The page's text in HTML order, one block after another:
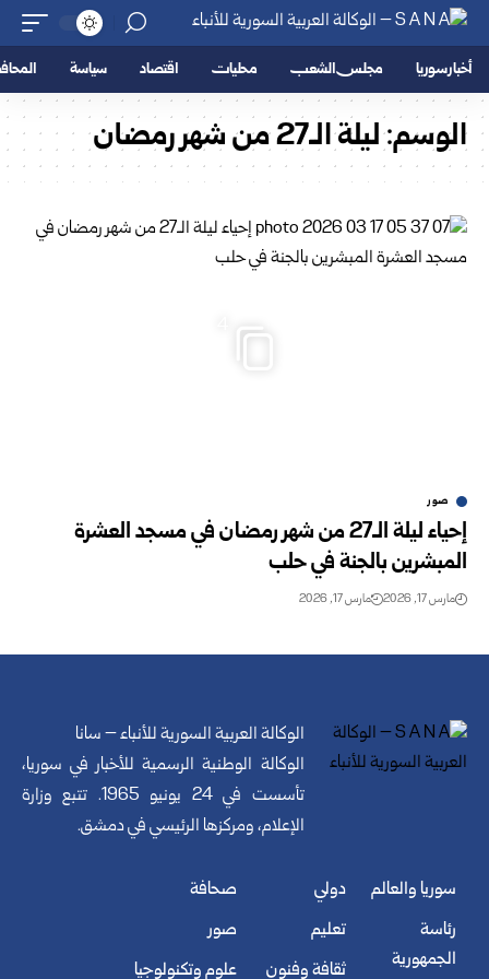
أخبار سوريا مجلس الشعب محليات اقتصاد سياسة
الوسم:ليلة الـ27 من شهر رمضان
صور
إحياء ليلة الـ27 من شهر رمضان في مسجد العشرة
المبشرين بالجنة في حلب
مارس 17, 2026 مارس 17, 2026
الوكالة العربية السورية للأنباء – سانا
الوكالة الوطنية الرسمية للأخبار في سوريا،
تأسست في 24 يونيو 1965. تتبع وزارة
الإعلام، ومركزها الرئيسي في دمشق.
سوريا والعالم
رئاسة
الجمهورية
دولي
تعليم
ثقافة وفنون
صحافة
صور
علوم وتكنولوجيا